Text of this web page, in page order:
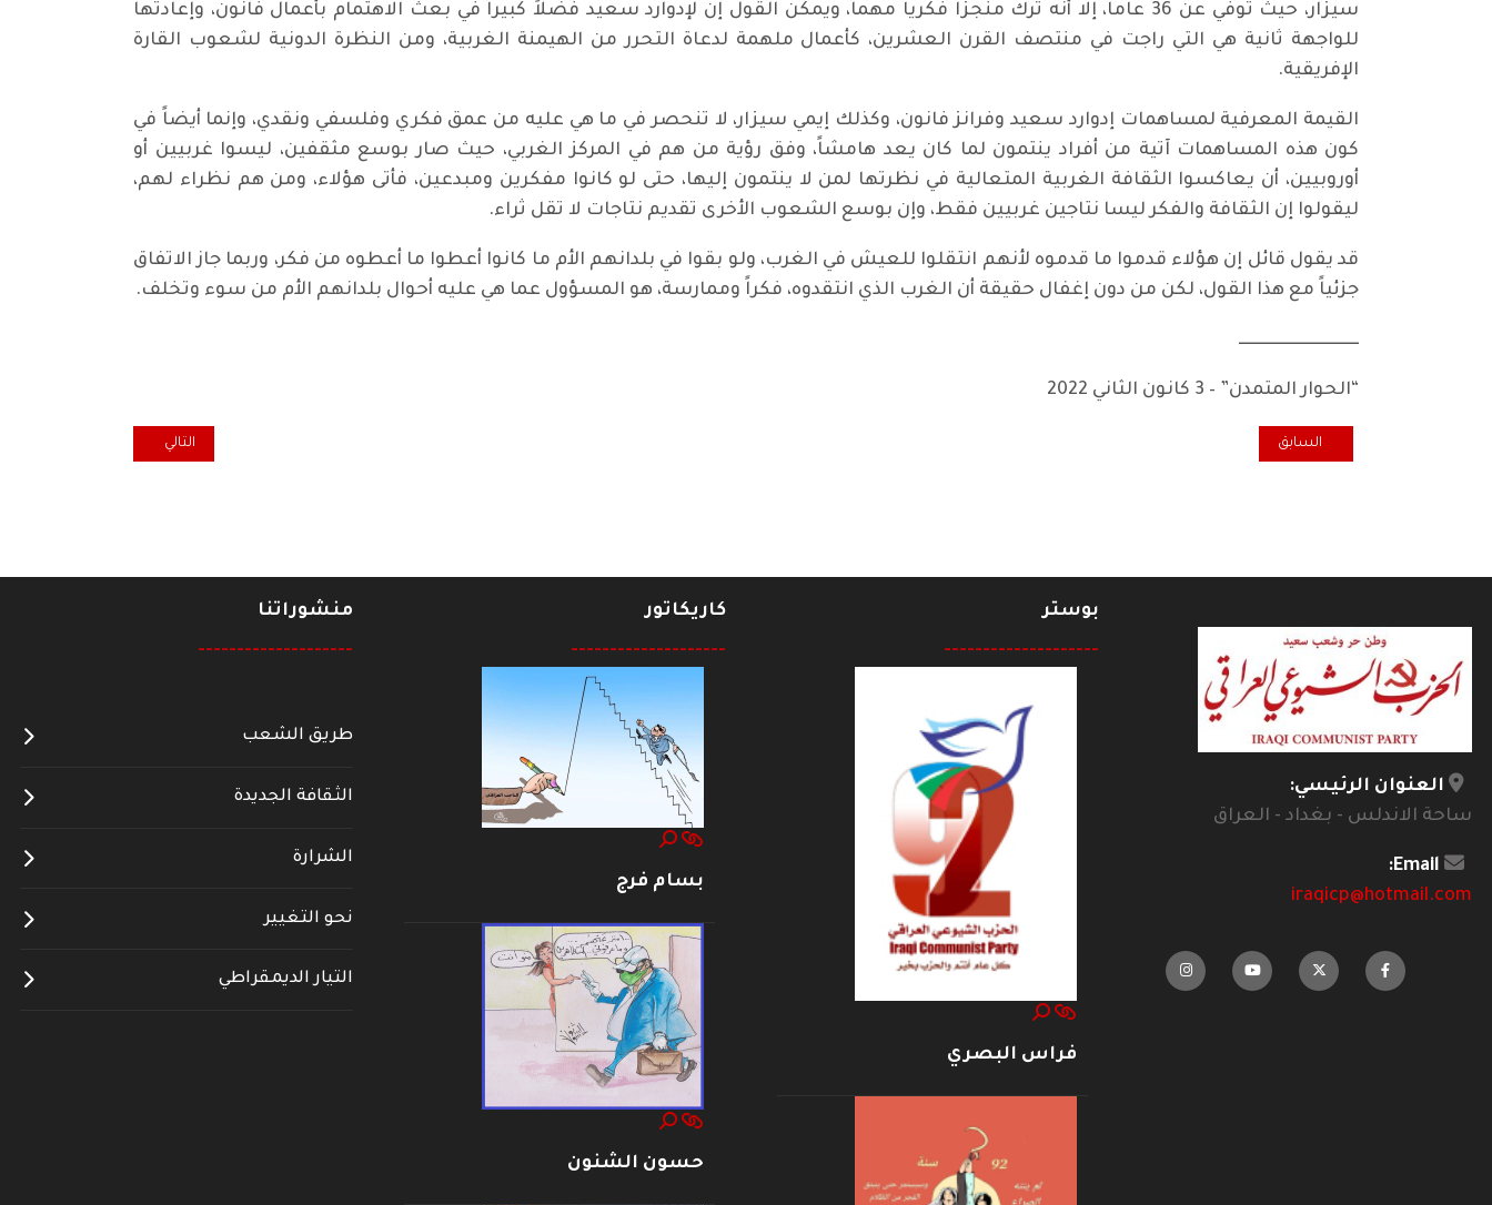
سيزار، حيث توفي عن 36 عاماً، إلا أنه ترك منجزاً فكرياً مهماً، ويمكن القول إن لإدوارد سعيد فضلاً كبيراً في بعث الاهتمام بأعمال فانون، وإعادتها
للواجهة ثانية هي التي راجت في منتصف القرن العشرين، كأعمال ملهمة لدعاة التحرر من الهيمنة الغربية، ومن النظرة الدونية لشعوب القارة
الإفريقية.
القيمة المعرفية لمساهمات إدوارد سعيد وفرانز فانون، وكذلك إيمي سيزار، لا تنحصر في ما هي عليه من عمق فكري وفلسفي ونقدي، وإنما أيضاً في
كون هذه المساهمات آتية من أفراد ينتمون لما كان يعد هامشاً، وفق رؤية من هم في المركز الغربي، حيث صار بوسع مثقفين، ليسوا غربيين أو
أوروبيين، أن يعاكسوا الثقافة الغربية المتعالية في نظرتها لمن لا ينتمون إليها، حتى لو كانوا مفكرين ومبدعين، فأتى هؤلاء، ومن هم نظراء لهم،
ليقولوا إن الثقافة والفكر ليسا نتاجين غربيين فقط، وإن بوسع الشعوب الأخرى تقديم نتاجات لا تقل ثراء.
قد يقول قائل إن هؤلاء قدموا ما قدموه لأنهم انتقلوا للعيش في الغرب، ولو بقوا في بلدانهم الأم ما كانوا أعطوا ما أعطوه من فكر، وربما جاز الاتفاق
جزئياً مع هذا القول، لكن من دون إغفال حقيقة أن الغرب الذي انتقدوه، فكراً وممارسة، هو المسؤول عما هي عليه أحوال بلدانهم الأم من سوء وتخلف.
ــــــــــــــــــــــــــــــــــــ
“الحوار المتمدن” – 3 كانون الثاني 2022
المقال السابق: فلاسفة ومفكرون.. محمد اركون (1928 - 2010)
السابق المقال التالي: الماركسية ..
التالي
العنوان الرئيسي:
ساحة الاندلس - بغداد - العراق
Email:
iraqicp@hotmail.com
بوستر
--------------------
فراس البصري
كاريكاتور
--------------------
بسام فرج
حسون الشنون
منشوراتنا
--------------------
طريق الشعب
الثقافة الجديدة
الشرارة
نحو التغيير
التيار الديمقراطي